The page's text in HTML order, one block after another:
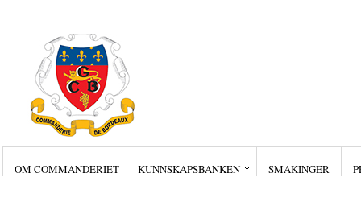
Siste innlegg
OM COMMANDERIET KUNNSKAPSBANKEN SMAKINGER